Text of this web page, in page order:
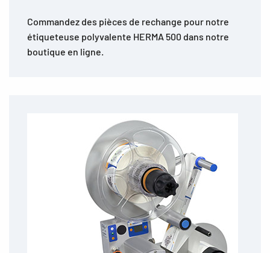
Commandez des pièces de rechange pour notre
étiqueteuse polyvalente HERMA 500 dans notre
boutique en ligne.